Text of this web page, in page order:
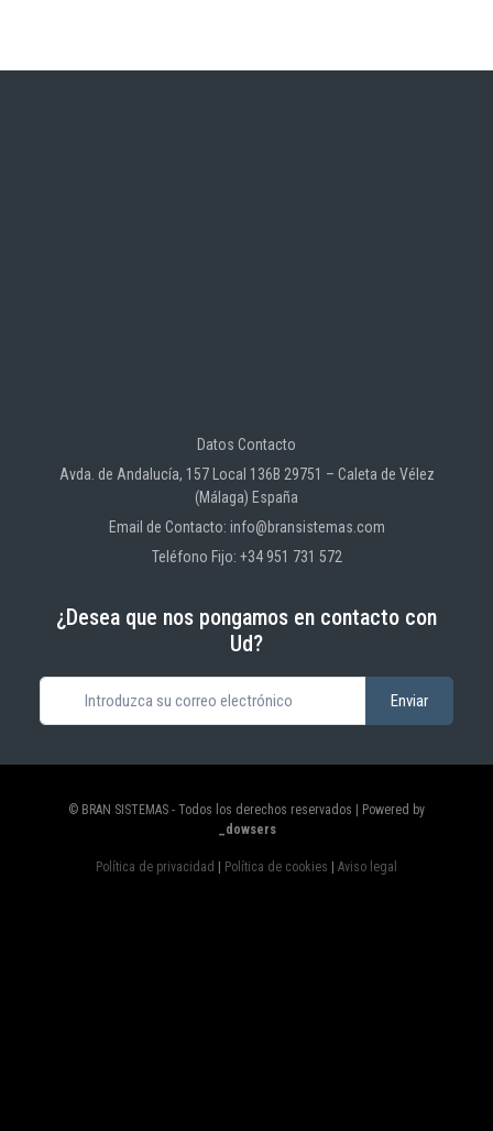
Datos Contacto
Avda. de Andalucía, 157 Local 136B 29751 – Caleta de Vélez
(Málaga) España
Email de Contacto: info@bransistemas.com
Teléfono Fijo: +34 951 731 572
¿Desea que nos pongamos en contacto con
Ud?
© BRAN SISTEMAS - Todos los derechos reservados | Powered by
_dowsers
Política de privacidad Política de cookies Aviso legal